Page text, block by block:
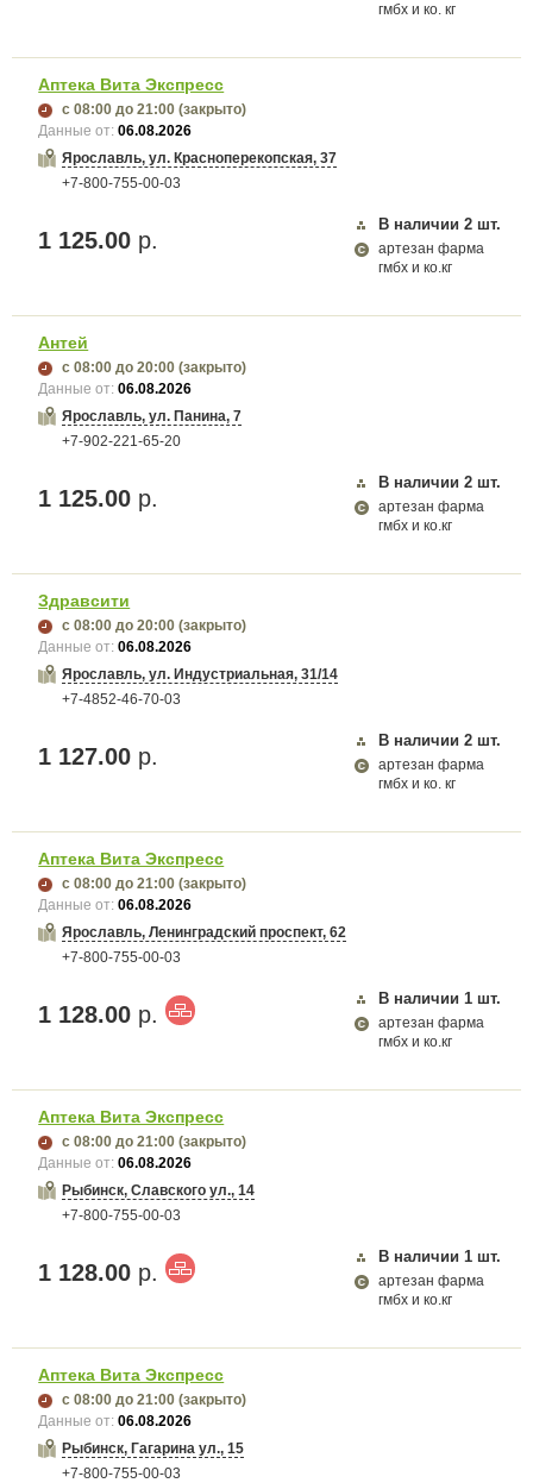
гмбх и ко. кг
Аптека Вита Экспресс
с 08:00 до 21:00 (закрыто)
Данные от:06.08.2026
Ярославль, ул. Красноперекопская, 37
+7-800-755-00-03
1 125.00 р.
В наличии 2 шт.
артезан фарма
гмбх и ко.кг
Антей
с 08:00 до 20:00 (закрыто)
Данные от:06.08.2026
Ярославль, ул. Панина, 7
+7-902-221-65-20
1 125.00 р.
В наличии 2 шт.
артезан фарма
гмбх и ко.кг
Здравсити
с 08:00 до 20:00 (закрыто)
Данные от:06.08.2026
Ярославль, ул. Индустриальная, 31/14
+7-4852-46-70-03
1 127.00 р.
В наличии 2 шт.
артезан фарма
гмбх и ко. кг
Аптека Вита Экспресс
с 08:00 до 21:00 (закрыто)
Данные от:06.08.2026
Ярославль, Ленинградский проспект, 62
+7-800-755-00-03
1 128.00 р.
В наличии 1 шт.
артезан фарма
гмбх и ко.кг
Аптека Вита Экспресс
с 08:00 до 21:00 (закрыто)
Данные от:06.08.2026
Рыбинск, Славского ул., 14
+7-800-755-00-03
1 128.00 р.
В наличии 1 шт.
артезан фарма
гмбх и ко.кг
Аптека Вита Экспресс
с 08:00 до 21:00 (закрыто)
Данные от:06.08.2026
Рыбинск, Гагарина ул., 15
+7-800-755-00-03